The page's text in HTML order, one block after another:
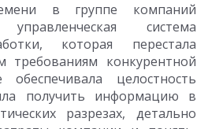
в группе компаний
управленческая система
которая перестала
требованиям конкурентной
целостность
получить информацию в
разрезах, детально